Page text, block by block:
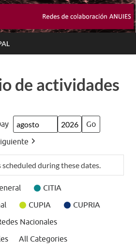
de actividades
Month
Year
scheduled during these dates.
CITIA
CUPIA
CUPRIA
Nacionales
All Categories